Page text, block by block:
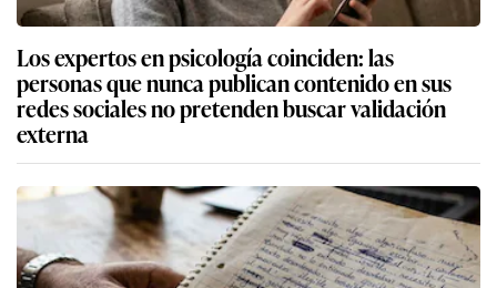
Los expertos en psicología coinciden: las
personas que nunca publican contenido en sus
redes sociales no pretenden buscar validación
externa